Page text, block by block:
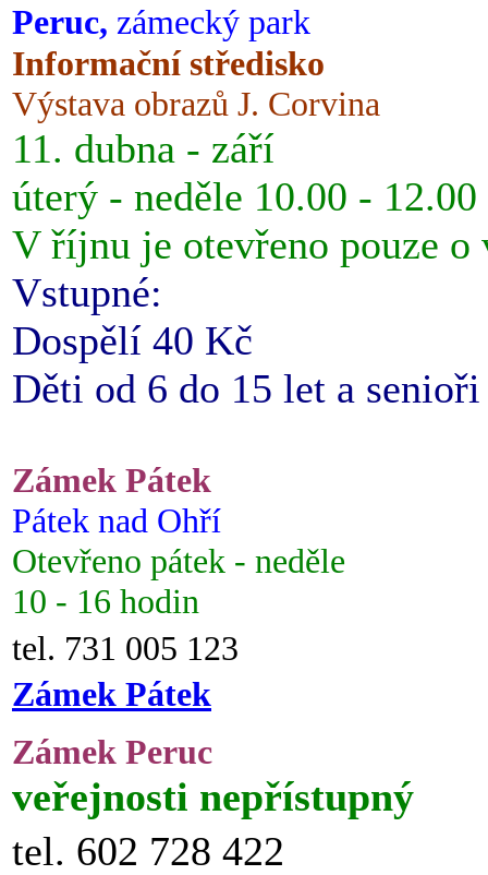
Peruc, zámecký park
Informační středisko
Výstava obrazů J. Corvina
11. dubna - září
úterý - neděle 10.00 -
V říjnu je otevřeno pouze o
Vstupné:
Dospělí 40 Kč
Děti od 6 do 15 let a
Zámek Pátek
Pátek nad Ohří
Otevřeno pátek - neděle
10 - 16 hodin
tel. 731 005 123
Zámek Pátek
Zámek Peruc
veřejnosti nepřístupný
tel. 602 728 422